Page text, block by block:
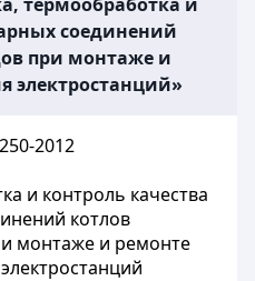
соединений
при монтаже и
электростанций»
2012
и контроль качества
котлов
монтаже и ремонте